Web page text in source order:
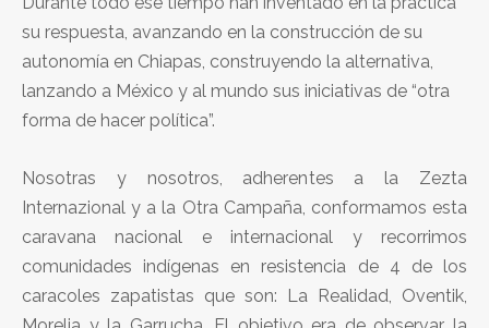
su respuesta, avanzando en la construcción de su
autonomía en Chiapas, construyendo la alternativa,
lanzando a México y al mundo sus iniciativas de “otra
forma de hacer política”.
Nosotras y nosotros, adherentes a la Zezta
Internazional y a la Otra Campaña, conformamos esta
caravana nacional e internacional y recorrimos
comunidades indígenas en resistencia de 4 de los
caracoles zapatistas que son: La Realidad, Oventik,